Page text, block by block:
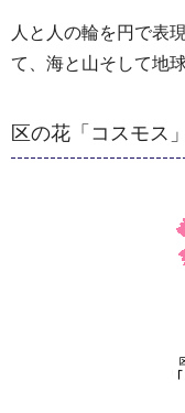
人と人の輪を円で表
て、海と山そして地
区の花「コスモス」